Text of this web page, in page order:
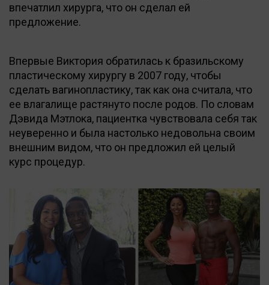
впечатлил хирурга, что он сделал ей
предложение.
Впервые Виктория обратилась к бразильскому
пластическому хирургу в 2007 году, чтобы
сделать вагинопластику, так как она считала, что
ее влагалище растянуто после родов. По словам
Дэвида Мэтлока, пациентка чувствовала себя так
неуверенно и была настолько недовольна своим
внешним видом, что он предложил ей целый
курс процедур.